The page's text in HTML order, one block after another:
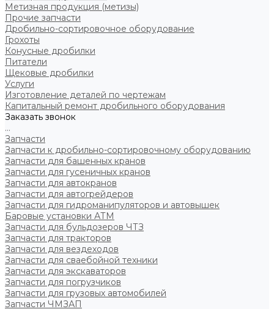
Метизная продукция (метизы)
Прочие запчасти
Дробильно-сортировочное оборудование
Грохоты
Конусные дробилки
Питатели
Щековые дробилки
Услуги
Изготовление деталей по чертежам
Капитальный ремонт дробильного оборудования
Заказать звонок
...
Запчасти
Запчасти к дробильно-сортировочному оборудованию
Запчасти для башенных кранов
Запчасти для гусеничных кранов
Запчасти для автокранов
Запчасти для автогрейдеров
Запчасти для гидроманипуляторов и автовышек
Баровые установки АТМ
Запчасти для бульдозеров ЧТЗ
Запчасти для тракторов
Запчасти для вездеходов
Запчасти для сваебойной техники
Запчасти для экскаваторов
Запчасти для погрузчиков
Запчасти для грузовых автомобилей
Запчасти ЧМЗАП